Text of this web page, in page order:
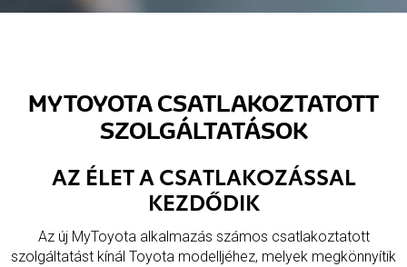
MYTOYOTA CSATLAKOZTATOTT
SZOLGÁLTATÁSOK
AZ ÉLET A CSATLAKOZÁSSAL
KEZDŐDIK
Az új MyToyota alkalmazás számos csatlakoztatott
szolgáltatást kínál Toyota modelljéhez, melyek megkönnyítik